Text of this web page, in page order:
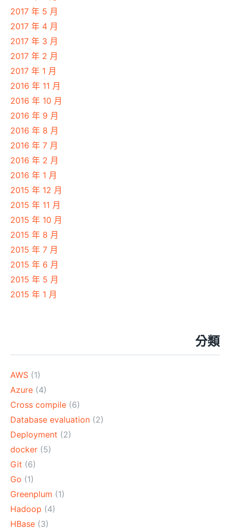
2017 年 5 月
2017 年 4 月
2017 年 3 月
2017 年 2 月
2017 年 1 月
2016 年 11 月
2016 年 10 月
2016 年 9 月
2016 年 8 月
2016 年 7 月
2016 年 2 月
2016 年 1 月
2015 年 12 月
2015 年 11 月
2015 年 10 月
2015 年 8 月
2015 年 7 月
2015 年 6 月
2015 年 5 月
2015 年 1 月
分類
AWS (1)
Azure (4)
Cross compile (6)
Database evaluation (2)
Deployment (2)
docker (5)
Git (6)
Go (1)
Greenplum (1)
Hadoop (4)
HBase (3)